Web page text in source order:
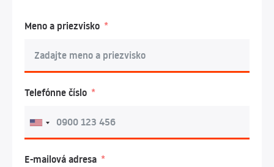
Meno a priezvisko
Telefónne číslo
E-mailová adresa